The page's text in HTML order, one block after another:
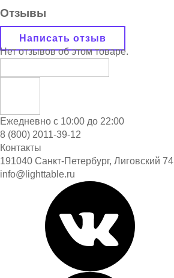
Отзывы
Написать отзыв
Нет отзывов об этом товаре.
Ежедневно с 10:00 до 22:00
8 (800) 2011-39-12
Контакты
191040 Санкт-Петербург, Лиговский 74
info@lighttable.ru